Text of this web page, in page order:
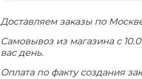
Доставляем заказы по
Самовывоз из магазина с
вас день.
Оплата по факту создания